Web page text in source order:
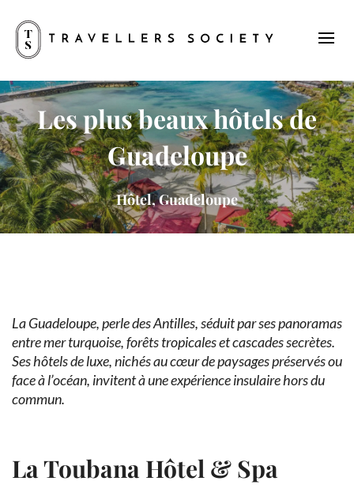
Les plus beaux hôtels de
Guadeloupe
Hôtel, Guadeloupe
La Guadeloupe, perle des Antilles, séduit par ses panoramas
entre mer turquoise, forêts tropicales et cascades secrètes.
Ses hôtels de luxe, nichés au cœur de paysages préservés ou
face à l’océan, invitent à une expérience insulaire hors du
commun.
La Toubana Hôtel & Spa